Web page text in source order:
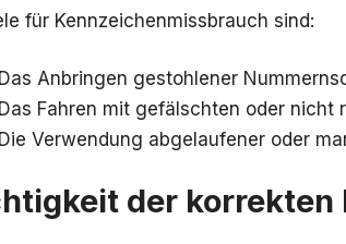
für Kennzeichenmissbrauch sind:
Das Anbringen gestohlener
Das Fahren mit gefälschten oder nicht
Die Verwendung abgelaufener oder
der